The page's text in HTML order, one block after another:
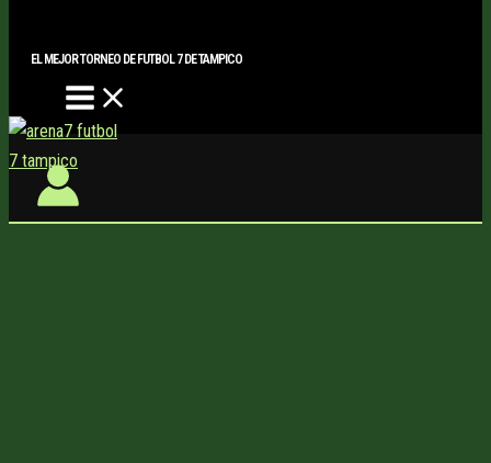
EL MEJOR TORNEO DE FUTBOL 7 DE TAMPICO